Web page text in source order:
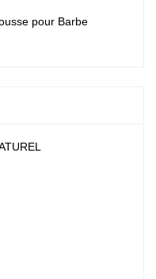
pour Barbe